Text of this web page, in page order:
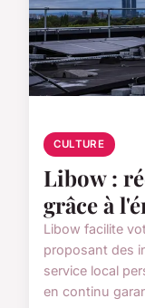
CULTURE
Libow :
grâce à
Libow facilite
proposant des
service local
en continu